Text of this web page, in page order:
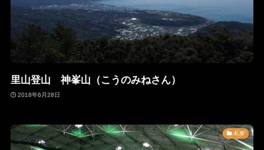
里山登山 神峯山（こうのみねさん）
2018年6月28日
私事